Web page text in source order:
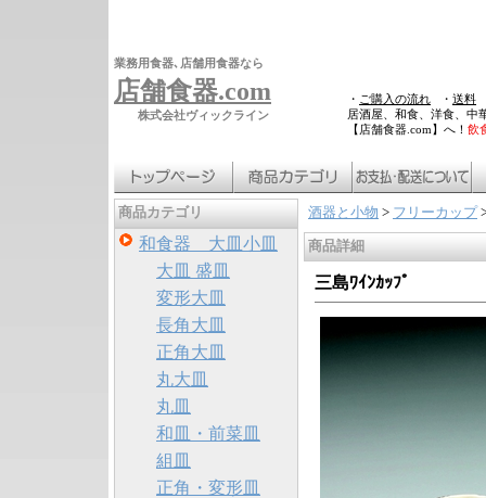
業務用食器､店舗用食器なら
店舗食器.com
株式会社ヴィックライン
・ ご購入の流れ ・ 送料
居酒屋、和食、洋食、中
【店舗食器.com】へ！ 飲
商品カテゴリ
和食器 大皿小皿
大皿 盛皿
変形大皿
長角大皿
正角大皿
丸大皿
丸皿
和皿・前菜皿
組皿
正角・変形皿
酒器と小物 > フリーカップ
商品詳細
三島ﾜｲﾝｶｯﾌﾟ